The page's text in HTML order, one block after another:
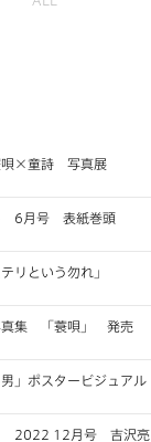
×童詩 写真展
6月号 表紙巻頭
リという勿れ」
集 「蓑唄」 発売
」ポスタービジュアル
2022 12月号 吉沢亮